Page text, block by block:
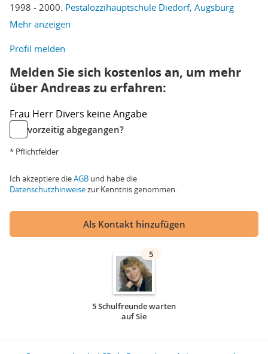
1998 - 2000: Pestalozzihauptschule Diedorf, Augsburg
Mehr anzeigen
Profil melden
Melden Sie sich kostenlos an, um mehr
über Andreas zu erfahren:
Frau Herr Divers keine Angabe
vorzeitig abgegangen?
* Pflichtfelder
Ich akzeptiere dieAGB und habe die
Datenschutzhinweisezur Kenntnis genommen.
Als Kontakt hinzufügen
5
5 Schulfreunde warten
auf Sie